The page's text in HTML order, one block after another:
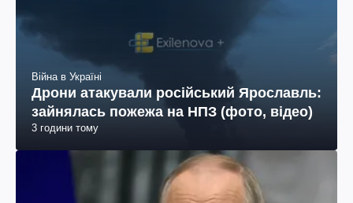
Війна в Україні
Дрони атакували російський Ярославль:
зайнялась пожежа на НПЗ (фото, відео)
3 години тому